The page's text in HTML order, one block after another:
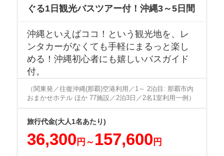
ぐる1日観光バスツアー付！沖縄3～5日間
36,300 円 ～ 157,600 円
沖縄といえばココ！という観光地を、レ
ンタカーがなくても手軽にまるっと楽し
める！沖縄初心者にも嬉しいバスガイド
付。
（関東発／往復沖縄(那覇)空港利用／1～ 2泊目: 那覇市内
おまかせホテル ほか 77施設／2泊3日／2名1室利用一例）